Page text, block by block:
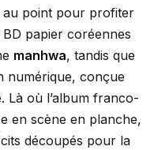
au point pour profiter
BD papier coréennes
manhwa, tandis que
numérique, conçue
Là où l’album franco-
en scène en planche,
découpés pour la